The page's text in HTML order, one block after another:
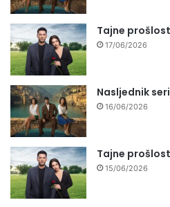
Tajne
17/06/2026
Nasljednik
16/06/2026
Tajne
15/06/2026